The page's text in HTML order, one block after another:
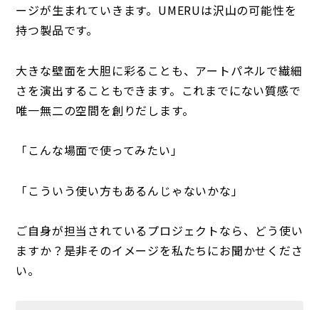
ージが生まれていきます。UMERUは沢山の可能性を
持つ製品です。
大きな壁面を大胆に彩ることも、アートパネルで繊細
さを演出することもできます。これまでにない質感で
唯一無二の空間を創りだします。
「こんな場面で使ってみたい」
「こういう使い方もあるんじゃないかな」
ご自身が担当されているプロジェクトなら、どう使い
ますか？是非そのイメージを私たちにお聞かせくださ
い。